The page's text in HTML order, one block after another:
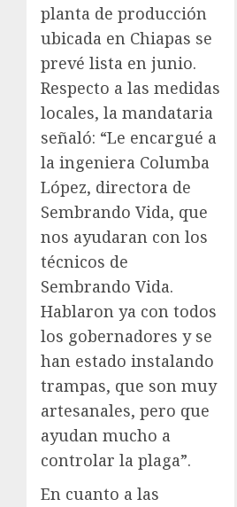
planta de producción
ubicada en Chiapas se
prevé lista en junio.
Respecto a las medidas
locales, la mandataria
señaló: “Le encargué a
la ingeniera Columba
López, directora de
Sembrando Vida, que
nos ayudaran con los
técnicos de
Sembrando Vida.
Hablaron ya con todos
los gobernadores y se
han estado instalando
trampas, que son muy
artesanales, pero que
ayudan mucho a
controlar la plaga”.
En cuanto a las